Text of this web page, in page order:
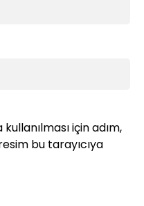
için adım,
bu tarayıcıya